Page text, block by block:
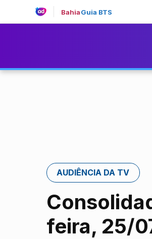
BahiaGuia BTS
AUDIÊNCIA DA TV
feira, 25/